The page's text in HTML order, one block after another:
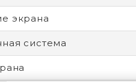
экрана
система